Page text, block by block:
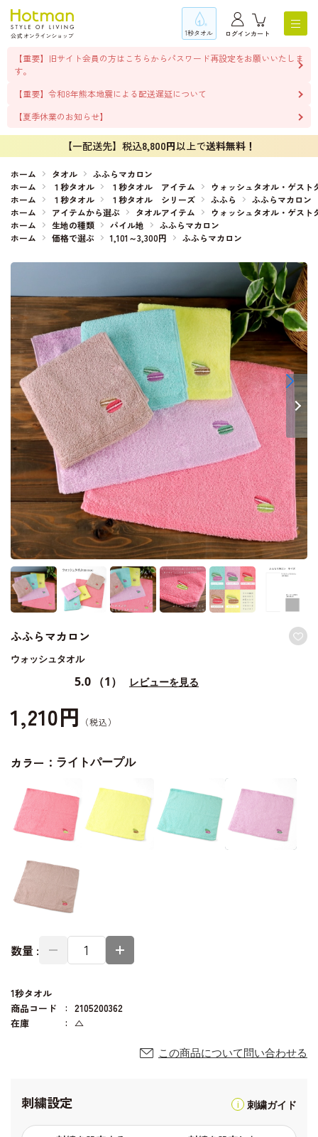
1秒タオル ログインカート
【重要】旧サイト会員の方はこちらからパスワード再設定をお願いいたしま
す。
【重要】令和8年熊本地震による配送遅延について
【夏季休業のお知らせ】
【一配送先】税込8,800円以上で送料無料！
ホーム タオル
ふふらマカロン
ホーム
１秒タオル １秒タオル アイテム
ウォッシュタオル・ゲスト
ホーム
１秒タオル １秒タオル シリーズ ふふら
ふふらマカロン
ホーム
アイテムから選ぶ タオルアイテム
ウォッシュタオル・ゲスト
ホーム
生地の種類 パイル地
ふふらマカロン
ホーム
価格で選ぶ 1,101～3,300円 ふふらマカロン
ふふらマカロン
ウォッシュタオル
5.0 （1） レビューを見る
1,210円
カラー： ライトパープル
数量 :
1秒タオル
商品コード
2105200362
在庫
△
この商品について問い合わせる
刺繍設定 刺繍ガイド